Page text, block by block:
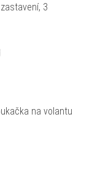
3
na volantu